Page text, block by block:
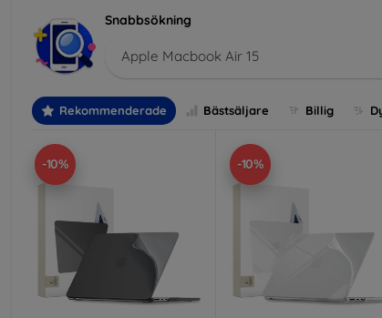
Snabbsökning
Apple Macbook Air 15
Rekommenderade Bästsäljare Billig
-10% -10%